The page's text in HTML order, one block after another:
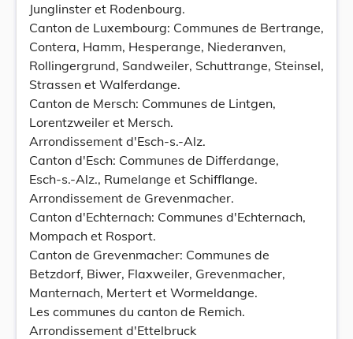
Junglinster et Rodenbourg.
Canton de Luxembourg: Communes de Bertrange,
Contera, Hamm, Hesperange, Niederanven,
Rollingergrund, Sandweiler, Schuttrange, Steinsel,
Strassen et Walferdange.
Canton de Mersch: Communes de Lintgen,
Lorentzweiler et Mersch.
Arrondissement d'Esch-s.-Alz.
Canton d'Esch: Communes de Differdange,
Esch-s.-Alz., Rumelange et Schifflange.
Arrondissement de Grevenmacher.
Canton d'Echternach: Communes d'Echternach,
Mompach et Rosport.
Canton de Grevenmacher: Communes de
Betzdorf, Biwer, Flaxweiler, Grevenmacher,
Manternach, Mertert et Wormeldange.
Les communes du canton de Remich.
Arrondissement d'Ettelbruck